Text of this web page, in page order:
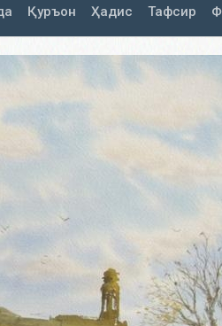
Қуръон Ҳадис Тафсир